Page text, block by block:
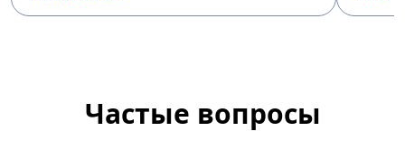
Частые вопросы